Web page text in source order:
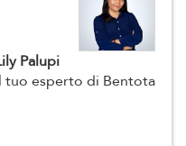
Palupi
tuo esperto di Bentota